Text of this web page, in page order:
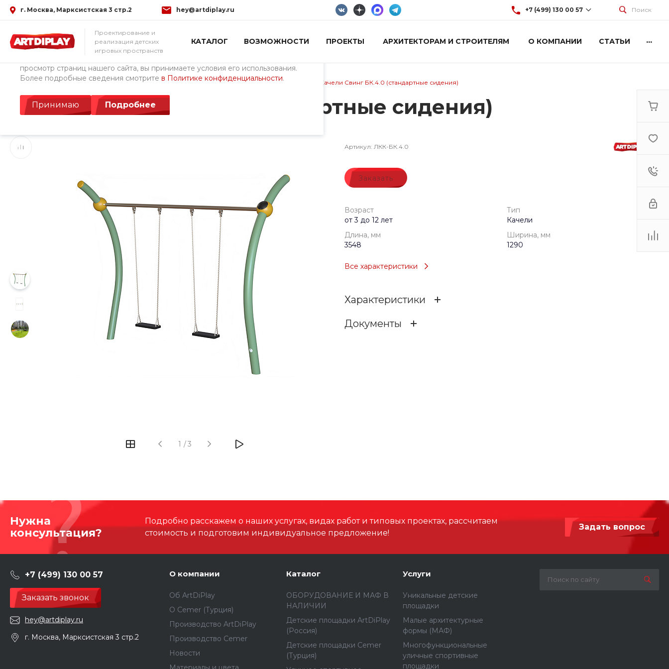
Использование файлов Cookie
Мы используем файлы cookie, разработанные нашими специалистами и
просмотр страниц нашего сайта, вы принимаете условия его использования.
Более подробные сведения смотрите в Политике конфиденциальности.
Принимаю Подробнее
г. Москва, Марксистская 3 стр.2 hey@artdiplay.ru +7 (499) 130 00 57 Поиск
Проектирование и
реализация детских
игровых пространств
КАТАЛОГ ВОЗМОЖНОСТИ ПРОЕКТЫ АРХИТЕКТОРАМ И СТРОИТЕЛЯМ О КОМПАНИИ СТАТЬИ ...
Главная / Каталог товаров / Детские площадки ArtDiPlay (Россия) / Качели и гамаки Качели Свинг БК.4.0 (стандартные сидения)
Качели Свинг БК.4.0 (стандартные сидения)
1 /3
Артикул: ЛКК-БК.4.0
Заказать
Возраст
от 3 до 12 лет
Тип
Качели
Длина, мм
3548
Ширина, мм
1290
Все характеристики
Характеристики
Способ установки Бетонирование / анкерное крепление
Документы
Нужна
консультация?
Подробно расскажем о наших услугах, видах работ и типовых проектах, рассчитаем
стоимость и подготовим индивидуальное предложение!
Задать вопрос
+7 (499) 130 00 57
Заказать звонок
hey@artdiplay.ru
г. Москва, Марксистская 3 стр.2
О компании
Об ArtDiPlay
О Сemer (Турция)
Производство ArtDiPlay
Производство Cemer
Новости
Каталог
ОБОРУДОВАНИЕ И МАФ В
НАЛИЧИИ
Детские площадки ArtDiPlay
(Россия)
Детские площадки Cemer
(Турция)
Услуги
Уникальные детские
площадки
Малые архитектурные
формы (МАФ)
Многофункциональные
уличные спортивные
площадки